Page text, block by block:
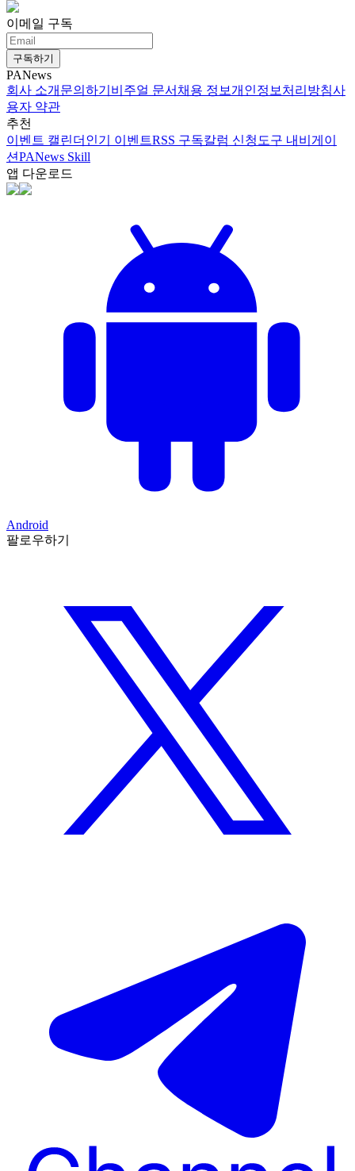
이메일 구독
구독하기
PANews
회사 소개 문의하기 비주얼 문서 채용 정보개인정보처리방침사
용자 약관
추천
이벤트 캘린더 인기 이벤트RSS 구독칼럼 신청 도구 내비게이
션PANews Skill
앱 다운로드
Android
팔로우하기